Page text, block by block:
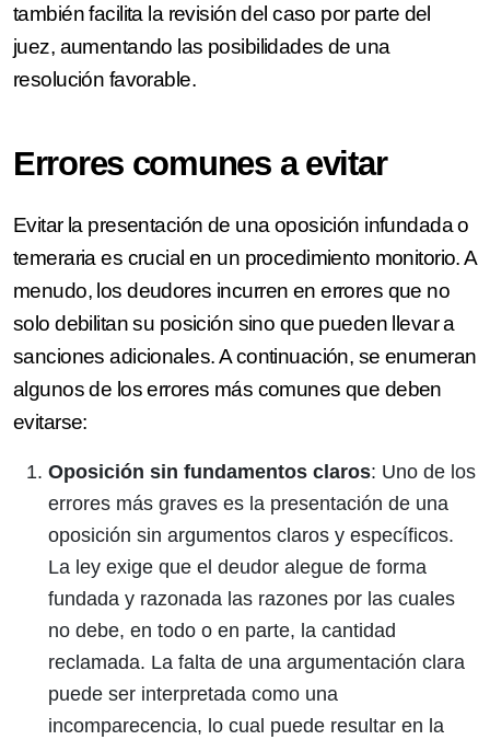
también facilita la revisión del caso por parte del
juez, aumentando las posibilidades de una
resolución favorable.
Errores comunes a evitar
Evitar la presentación de una oposición infundada o
temeraria es crucial en un procedimiento monitorio. A
menudo, los deudores incurren en errores que no
solo debilitan su posición sino que pueden llevar a
sanciones adicionales. A continuación, se enumeran
algunos de los errores más comunes que deben
evitarse:
Oposición sin fundamentos claros: Uno de los
errores más graves es la presentación de una
oposición sin argumentos claros y específicos.
La ley exige que el deudor alegue de forma
fundada y razonada las razones por las cuales
no debe, en todo o en parte, la cantidad
reclamada. La falta de una argumentación clara
puede ser interpretada como una
incomparecencia, lo cual puede resultar en la